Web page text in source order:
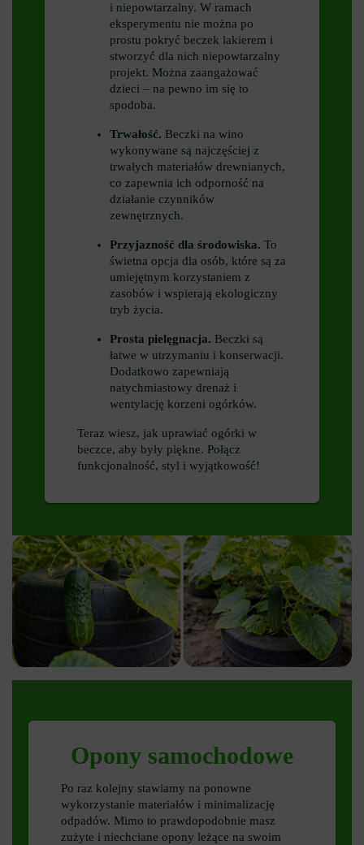
i niepowtarzalny. W ramach
eksperymentu nie można po
prostu pokryć beczek lakierem i
stworzyć dla nich niepowtarzalny
projekt. Można zaangażować
dzieci – na pewno im się to
spodoba.
Trwałość. Beczki na wino
wykonywane są najczęściej z
trwałych materiałów drewnianych,
co zapewnia ich odporność na
działanie czynników
zewnętrznych.
Przyjazność dla środowiska. To
świetna opcja dla osób, które są za
umiejętnym korzystaniem z
zasobów i wspierają ekologiczny
tryb życia.
Prosta pielęgnacja. Beczki są
łatwe w utrzymaniu i konserwacji.
Dodatkowo zapewniają
natychmiastowy drenaż i
wentylację korzeni ogórków.
Teraz wiesz, jak uprawiać ogórki w
beczce, aby były piękne. Połącz
funkcjonalność, styl i wyjątkowość!
Opony samochodowe
Po raz kolejny stawiamy na ponowne
wykorzystanie materiałów i minimalizację
odpadów. Mimo to prawdopodobnie masz
zużyte i niechciane opony leżące na swoim